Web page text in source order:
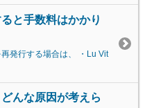
と手数料はかかり
発行する場合は、 ・Lu Vit
んな原因が考えら